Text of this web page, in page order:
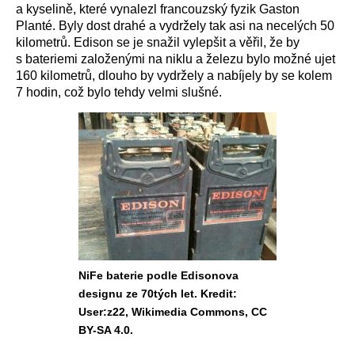
a kyselině, které vynalezl francouzský fyzik Gaston
Planté. Byly dost drahé a vydržely tak asi na necelých 50
kilometrů. Edison se je snažil vylepšit a věřil, že by
s bateriemi založenými na niklu a železu bylo možné ujet
160 kilometrů, dlouho by vydržely a nabíjely by se kolem
7 hodin, což bylo tehdy velmi slušné.
NiFe baterie podle Edisonova
designu ze 70tých let. Kredit:
User:z22, Wikimedia Commons, CC
BY-SA 4.0.